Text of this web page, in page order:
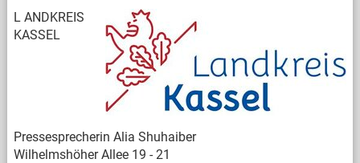
L ANDKREIS
KASSEL
Pressesprecherin Alia Shuhaiber
Wilhelmshöher Allee 19 - 21